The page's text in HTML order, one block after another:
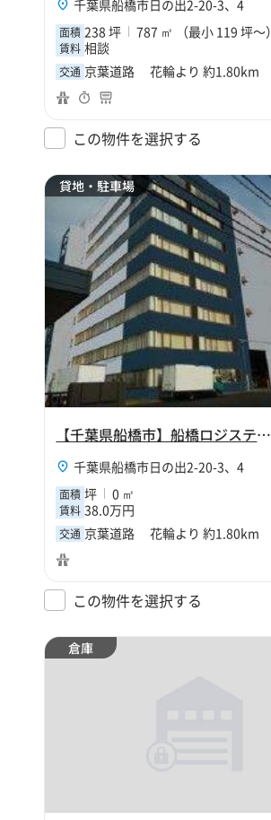
千葉県船橋市日の出2-20-3、4
面積 238 坪 787 ㎡ （最小 119 坪～）
賃料 相談
交通 京葉道路 花輪より 約1.80km
この物件を選択する
貸地・駐車場
【千葉県船橋市】船橋ロジスティクス駐車場
千葉県船橋市日の出2-20-3、4
面積 坪 0 ㎡
賃料 38.0万円
交通 京葉道路 花輪より 約1.80km
この物件を選択する
倉庫